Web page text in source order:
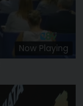
Now Playing